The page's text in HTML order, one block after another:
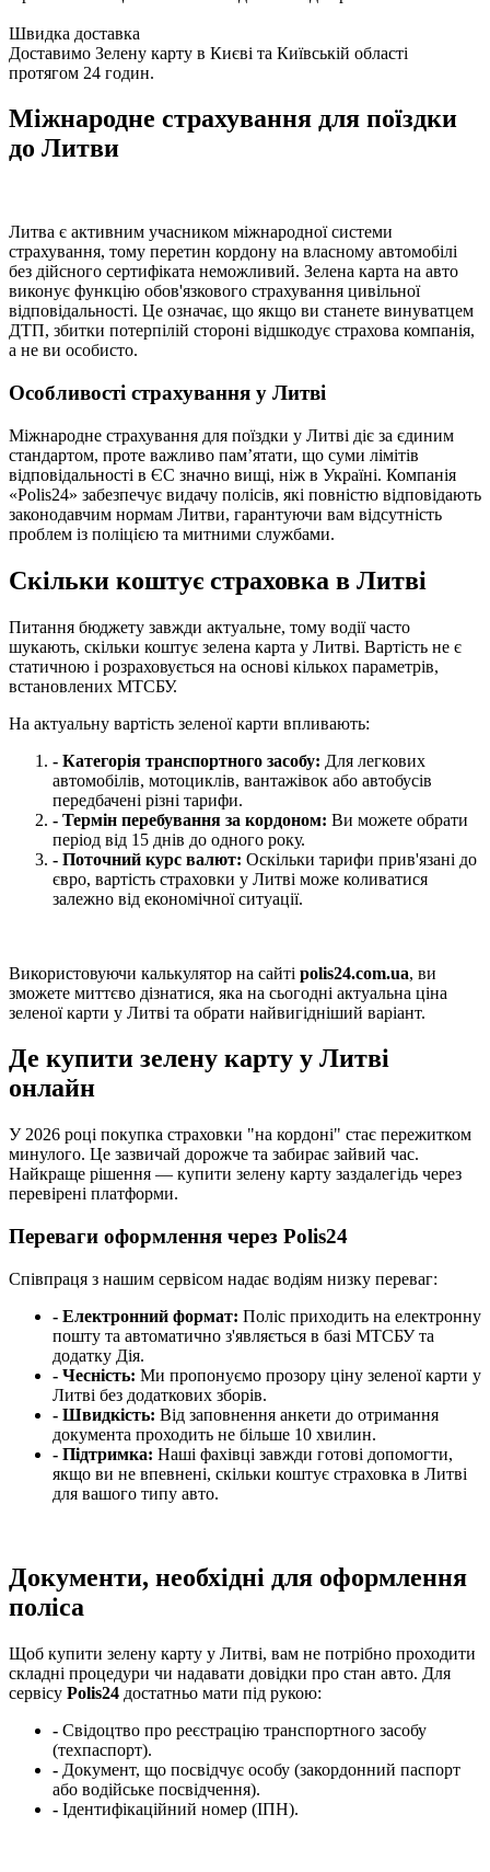
Швидка доставка
Доставимо Зелену карту в Києві та Київській області
протягом 24 годин.
Міжнародне страхування для поїздки
до Литви
Литва є активним учасником міжнародної системи
страхування, тому перетин кордону на власному автомобілі
без дійсного сертифіката неможливий. Зелена карта на авто
виконує функцію обов'язкового страхування цивільної
відповідальності. Це означає, що якщо ви станете винуватцем
ДТП, збитки потерпілій стороні відшкодує страхова компанія,
а не ви особисто.
Особливості страхування у Литві
Міжнародне страхування для поїздки у Литві діє за єдиним
стандартом, проте важливо пам’ятати, що суми лімітів
відповідальності в ЄС значно вищі, ніж в Україні. Компанія
«Polis24» забезпечує видачу полісів, які повністю відповідають
законодавчим нормам Литви, гарантуючи вам відсутність
проблем із поліцією та митними службами.
Скільки коштує страховка в Литві
Питання бюджету завжди актуальне, тому водії часто
шукають, скільки коштує зелена карта у Литві. Вартість не є
статичною і розраховується на основі кількох параметрів,
встановлених МТСБУ.
На актуальну вартість зеленої карти впливають:
- Категорія транспортного засобу: Для легкових
автомобілів, мотоциклів, вантажівок або автобусів
передбачені різні тарифи.
- Термін перебування за кордоном: Ви можете обрати
період від 15 днів до одного року.
- Поточний курс валют: Оскільки тарифи прив'язані до
євро, вартість страховки у Литві може коливатися
залежно від економічної ситуації.
Використовуючи калькулятор на сайті polis24.com.ua, ви
зможете миттєво дізнатися, яка на сьогодні актуальна ціна
зеленої карти у Литві та обрати найвигідніший варіант.
Де купити зелену карту у Литві
онлайн
У 2026 році покупка страховки "на кордоні" стає пережитком
минулого. Це зазвичай дорожче та забирає зайвий час.
Найкраще рішення — купити зелену карту заздалегідь через
перевірені платформи.
Переваги оформлення через Polis24
Співпраця з нашим сервісом надає водіям низку переваг:
- Електронний формат: Поліс приходить на електронну
пошту та автоматично з'являється в базі МТСБУ та
додатку Дія.
- Чесність: Ми пропонуємо прозору ціну зеленої карти у
Литві без додаткових зборів.
- Швидкість: Від заповнення анкети до отримання
документа проходить не більше 10 хвилин.
- Підтримка: Наші фахівці завжди готові допомогти,
якщо ви не впевнені, скільки коштує страховка в Литві
для вашого типу авто.
Документи, необхідні для оформлення
поліса
Щоб купити зелену карту у Литві, вам не потрібно проходити
складні процедури чи надавати довідки про стан авто. Для
сервісу Polis24 достатньо мати під рукою:
- Свідоцтво про реєстрацію транспортного засобу
(техпаспорт).
- Документ, що посвідчує особу (закордонний паспорт
або водійське посвідчення).
- Ідентифікаційний номер (ІПН).